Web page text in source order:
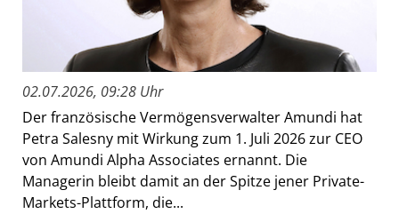
02.07.2026, 09:28 Uhr
Der französische Vermögensverwalter Amundi hat
Petra Salesny mit Wirkung zum 1. Juli 2026 zur CEO
von Amundi Alpha Associates ernannt. Die
Managerin bleibt damit an der Spitze jener Private-
Markets-Plattform, die...